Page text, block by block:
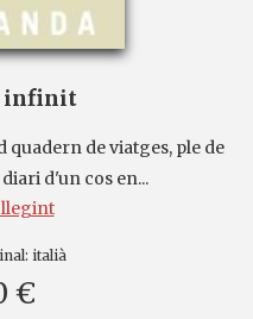
infinit
de viatges, ple de
d'un cos en...
italià
€